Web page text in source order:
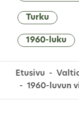
Turku
1960-luku
Etusivu
1960-luvun